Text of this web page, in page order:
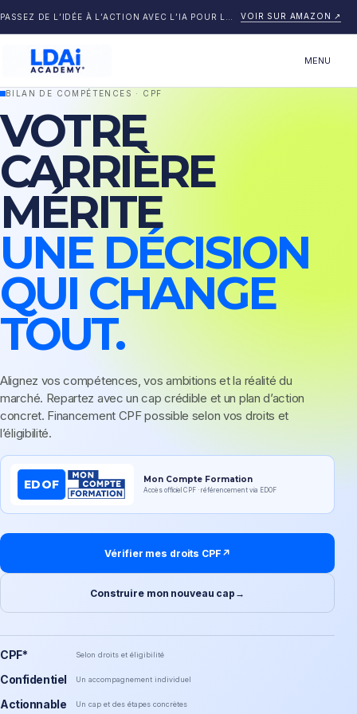
VOIR SUR AMAZON ↗
MENU
BILAN DE COMPÉTENCES · CPF
VOTRE
CARRIÈRE
MÉRITE
UNE DÉCISION
QUI CHANGE
TOUT.
Alignez vos compétences, vos ambitions et la réalité du
marché. Repartez avec un cap crédible et un plan d’action
concret. Financement CPF possible selon vos droits et
l’éligibilité.
EDOF Mon Compte Formation
Accès officiel CPF · référencement via EDOF
Vérifier mes droits CPF ↗
Construire mon nouveau cap →
CPF* Selon droits et éligibilité
Confidentiel Un accompagnement individuel
Actionnable Un cap et des étapes concrètes